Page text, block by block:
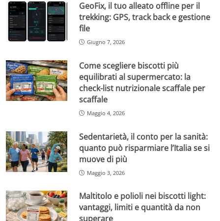
GeoFix, il tuo alleato offline per il
trekking: GPS, track back e gestione
file
Giugno 7, 2026
Come scegliere biscotti più
equilibrati al supermercato: la
check-list nutrizionale scaffale per
scaffale
Maggio 4, 2026
Sedentarietà, il conto per la sanità:
quanto può risparmiare l’Italia se si
muove di più
Maggio 3, 2026
Maltitolo e polioli nei biscotti light:
vantaggi, limiti e quantità da non
superare